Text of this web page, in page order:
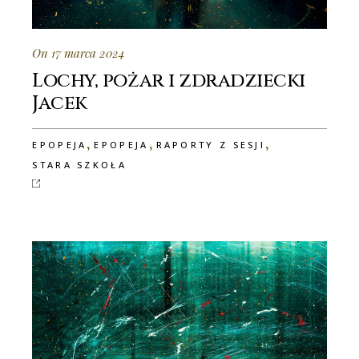
On 17 marca 2024
Lochy, pożar i zdradziecki
Jacek
EPOPEJA ,EPOPEJA , RAPORTY Z SESJI ,
STARA SZKOŁA